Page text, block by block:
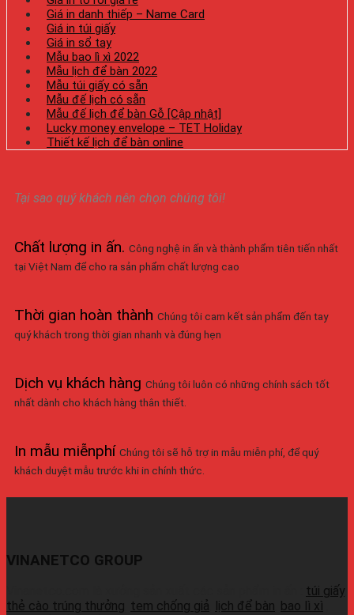
Giá in danh thiếp – Name Card
Giá in túi giấy
Giá in sổ tay
Mẫu bao lì xì 2022
Mẫu lịch để bàn 2022
Mẫu túi giấy có sẵn
Mẫu đế lịch có sẵn
Mẫu đế lịch để bàn Gỗ [Cập nhật]
Lucky money envelope – TET Holiday
Thiết kế lịch để bàn online
Tại sao quý khách nên chọn chúng tôi!
Chất lượng in ấn. Công nghệ in ấn và thành phẩm tiên tiến nhất
tại Việt Nam để cho ra sản phẩm chất lượng cao
Thời gian hoàn thành Chúng tôi cam kết sản phẩm đến tay
quý khách trong thời gian nhanh và đúng hẹn
Dịch vụ khách hàng Chúng tôi luôn có những chính sách tốt
nhất dành cho khách hàng thân thiết.
In mẫu miễnphí Chúng tôi sẽ hỗ trợ in mẫu miễn phí, để quý
khách duyệt mẫu trước khi in chính thức.
VINANETCO GROUP
túi giấy
thẻ cào trúng thưởng tem chống giả lịch để bàn bao lì xì